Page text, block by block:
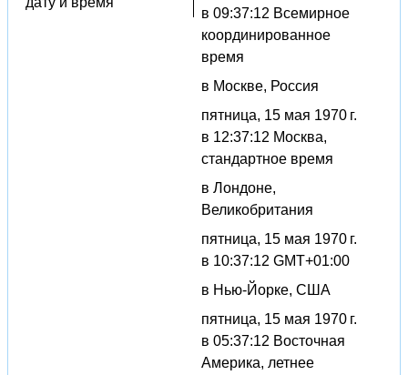
в 09:37:12 Всемирное
координированное
время
в Москве, Россия
пятница, 15 мая 1970 г.
в 12:37:12 Москва,
стандартное время
в Лондоне,
Великобритания
пятница, 15 мая 1970 г.
в 10:37:12 GMT+01:00
в Нью-Йорке, США
пятница, 15 мая 1970 г.
в 05:37:12 Восточная
Америка, летнее